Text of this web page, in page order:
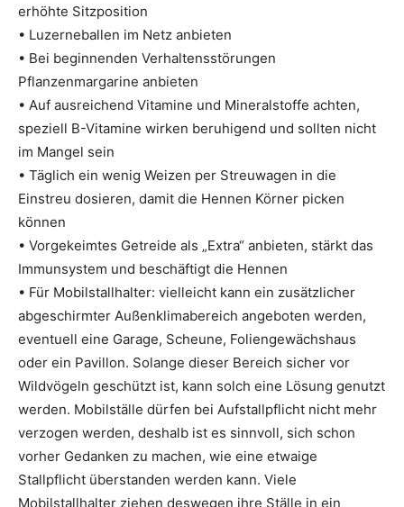
erhöhte Sitzposition
• Luzerneballen im Netz anbieten
• Bei beginnenden Verhaltensstörungen
Pflanzenmargarine anbieten
• Auf ausreichend Vitamine und Mineralstoffe achten,
speziell B-Vitamine wirken beruhigend und sollten nicht
im Mangel sein
• Täglich ein wenig Weizen per Streuwagen in die
Einstreu dosieren, damit die Hennen Körner picken
können
• Vorgekeimtes Getreide als „Extra“ anbieten, stärkt das
Immunsystem und beschäftigt die Hennen
• Für Mobilstallhalter: vielleicht kann ein zusätzlicher
abgeschirmter Außenklimabereich angeboten werden,
eventuell eine Garage, Scheune, Foliengewächshaus
oder ein Pavillon. Solange dieser Bereich sicher vor
Wildvögeln geschützt ist, kann solch eine Lösung genutzt
werden. Mobilställe dürfen bei Aufstallpflicht nicht mehr
verzogen werden, deshalb ist es sinnvoll, sich schon
vorher Gedanken zu machen, wie eine etwaige
Stallpflicht überstanden werden kann. Viele
Mobilstallhalter ziehen deswegen ihre Ställe in ein